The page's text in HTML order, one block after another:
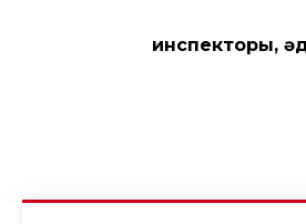
инспекторы,